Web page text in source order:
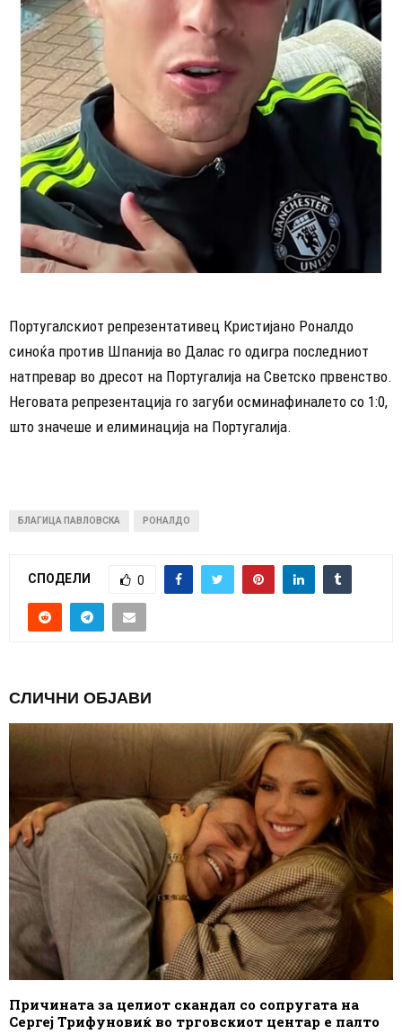
Португалскиот репрезентативец Кристијано Роналдо
синоќа против Шпанија во Далас го одигра последниот
натпревар во дресот на Португалија на Светско првенство.
Неговата репрезентација го загуби осминафиналето со 1:0,
што значеше и елиминација на Португалија.
БЛАГИЦА ПАВЛОВСКА РОНАЛДО
СПОДЕЛИ 0
СЛИЧНИ ОБЈАВИ
Причината за целиот скандал со сопругата на
Сергеј Трифуновиќ во трговскиот центар е палто